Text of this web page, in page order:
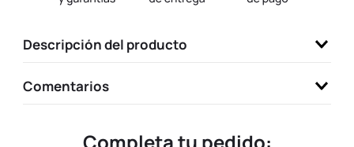
Descripción del producto
Comentarios
10. llaveros